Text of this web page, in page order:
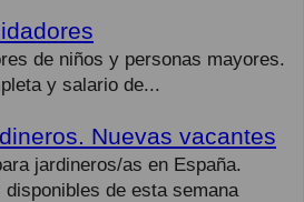
de niños y personas mayores.
y salario de...
Nuevas vacantes
jardineros/as en España.
de esta semana